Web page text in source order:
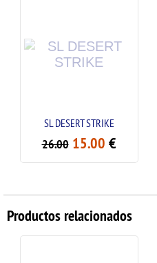
SL DESERT STRIKE
15.00€
Productos relacionados